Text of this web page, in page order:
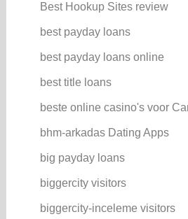
Best Hookup Sites review
best payday loans
best payday loans online
best title loans
beste online casino's voor
bhm-arkadas Dating Apps
big payday loans
biggercity visitors
biggercity-inceleme visitors